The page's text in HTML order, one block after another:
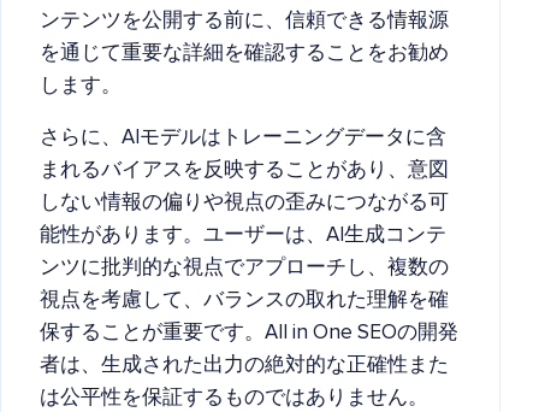
ンテンツを公開する前に、信頼できる情報源
を通じて重要な詳細を確認することをお勧め
します。
さらに、AIモデルはトレーニングデータに含
まれるバイアスを反映することがあり、意図
しない情報の偏りや視点の歪みにつながる可
能性があります。ユーザーは、AI生成コンテ
ンツに批判的な視点でアプローチし、複数の
視点を考慮して、バランスの取れた理解を確
保することが重要です。All in One SEOの開発
者は、生成された出力の絶対的な正確性また
は公平性を保証するものではありません。